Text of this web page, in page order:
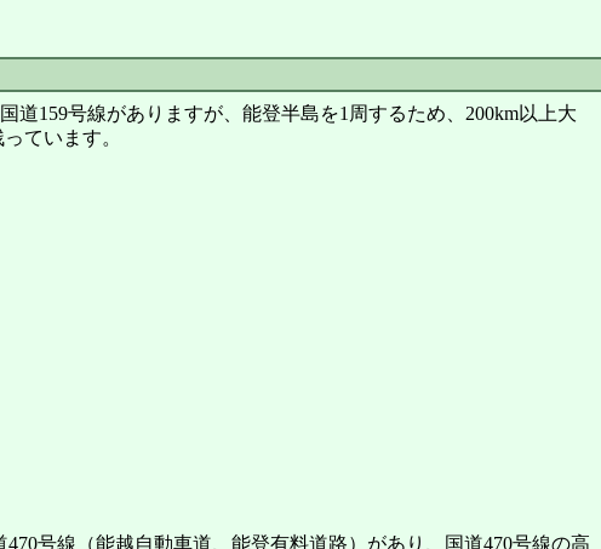
159号線がありますが、能登半島を1周するため、200km以上大
ています。
号線（能越自動車道、能登有料道路）があり、国道470号線の高